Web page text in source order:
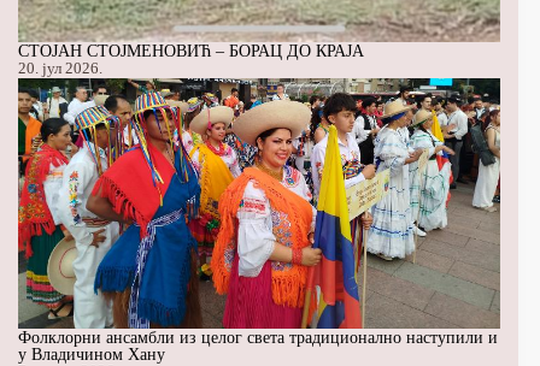
СТОЈАН СТОЈМЕНОВИЋ – БОРАЦ ДО КРАЈА
20. јул 2026.
Фолклорни ансамбли из целог света традиционално наступили и
у Владичином Хану